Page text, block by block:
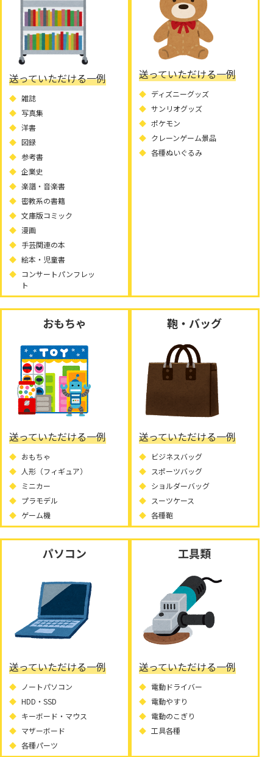
送っていただける一例
雑誌
写真集
洋書
図録
参考書
企業史
楽譜・音楽書
密教系の書籍
文庫版コミック
漫画
手芸関連の本
絵本・児童書
コンサートパンフレッ
ト
送っていただける一例
ディズニーグッズ
サンリオグッズ
ポケモン
クレーンゲーム景品
各種ぬいぐるみ
おもちゃ
送っていただける一例
おもちゃ
人形（フィギュア）
ミニカー
プラモデル
ゲーム機
鞄・バッグ
送っていただける一例
ビジネスバッグ
スポーツバッグ
ショルダーバッグ
スーツケース
各種鞄
パソコン
送っていただける一例
ノートパソコン
HDD・SSD
キーボード・マウス
マザーボード
各種パーツ
工具類
送っていただける一例
電動ドライバー
電動やすり
電動のこぎり
工具各種